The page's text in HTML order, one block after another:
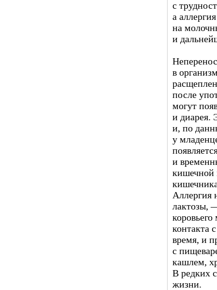
с
а
на
и
в
после
могут
и диарея.
и, по
у
и
кишечной
Аллергия
лактозы,
контакта
время, и
с
кашлем,
В редких
жизни.